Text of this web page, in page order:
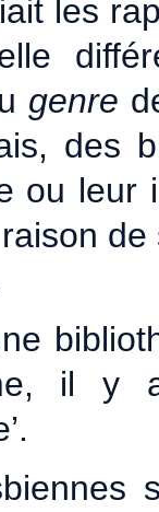
les
genre
des
ou
il y